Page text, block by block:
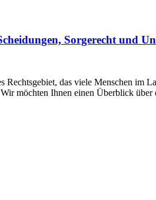
Sorgerecht und
Rechtsgebiet, das viele Menschen
möchten Ihnen einen Überblick